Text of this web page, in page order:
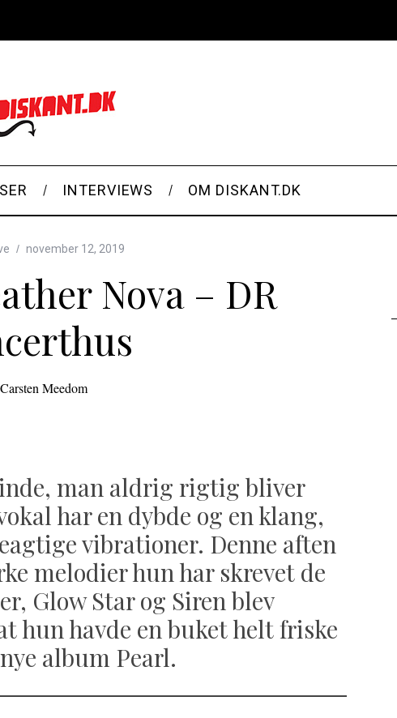
INTERVIEWS OM DISKANT.DK
november 12, 2019
Nova – DR
Carsten Meedom
man aldrig rigtig bliver
har en dybde og en klang,
vibrationer. Denne aften
melodier hun har skrevet de
Glow Star og Siren blev
hun havde en buket helt friske
album Pearl.